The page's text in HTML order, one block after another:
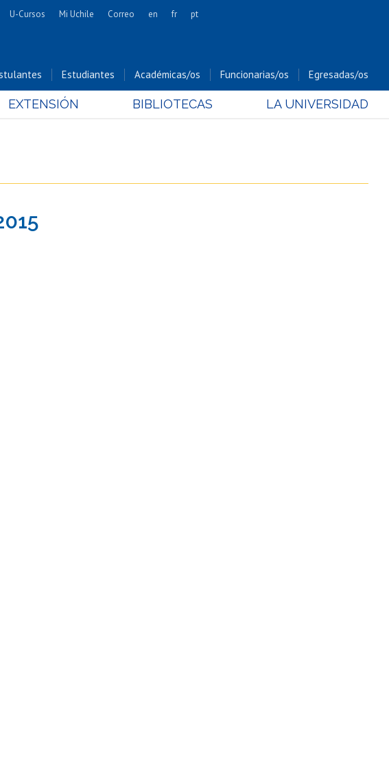
Matemáticas
Cs. Forestales y Conservación
Farmacéuticas
Cs. Sociales
en Educación
U-Cursos Mi Uchile Correo en fr pt
Estudiantes Académicas/os Funcionarias/os Egresadas/os
EXTENSIÓN BIBLIOTECAS LA UNIVERSIDAD